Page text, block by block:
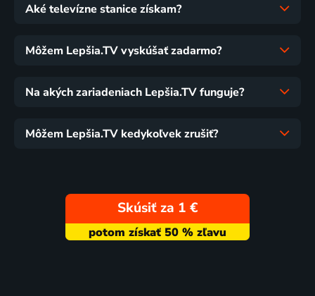
Aké televízne stanice získam?
Môžem Lepšia.TV vyskúšať zadarmo?
Na akých zariadeniach Lepšia.TV funguje?
Môžem Lepšia.TV kedykoľvek zrušiť?
Skúsiť za 1 €